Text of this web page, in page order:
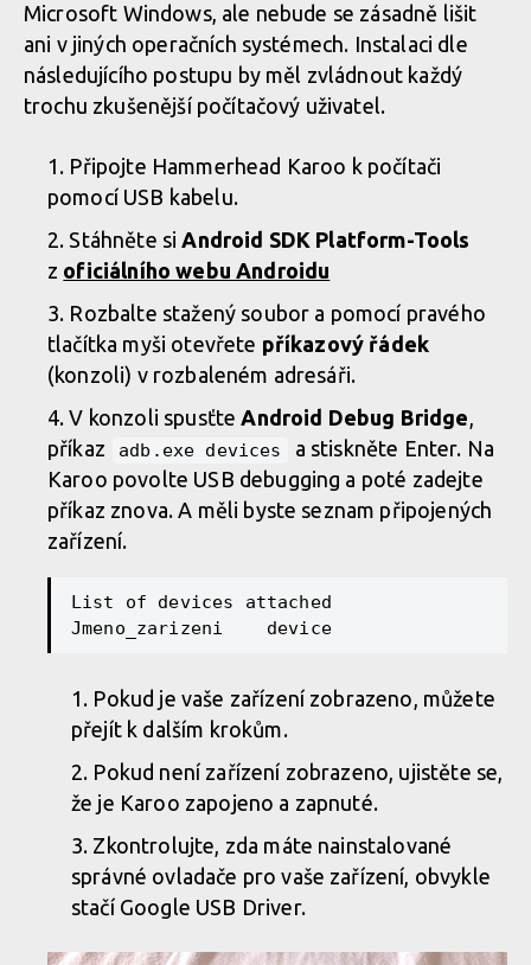
Microsoft Windows, ale nebude se zásadně lišit
ani v jiných operačních systémech. Instalaci dle
následujícího postupu by měl zvládnout každý
trochu zkušenější počítačový uživatel.
Připojte Hammerhead Karoo k počítači
pomocí USB kabelu.
Stáhněte siAndroid SDK Platform-Tools
z oficiálního webu Androidu
Rozbalte stažený soubor a pomocí pravého
tlačítka myši otevřete příkazový řádek
(konzoli) v rozbaleném adresáři.
V konzoli spusťteAndroid Debug Bridge,
příkaz
adb.exe devices
a stiskněte Enter. Na
Karoo povolte USB debugging a poté zadejte
příkaz znova. A měli byste seznam připojených
zařízení.
List of devices attached
Jmeno_zarizeni    device
Pokud je vaše zařízení zobrazeno, můžete
přejít k dalším krokům.
Pokud není zařízení zobrazeno, ujistěte se,
že je Karoo zapojeno a zapnuté.
Zkontrolujte, zda máte nainstalované
správné ovladače pro vaše zařízení, obvykle
stačí Google USB Driver.